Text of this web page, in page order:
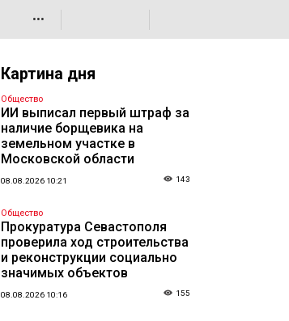
•••
Картина дня
Общество
ИИ выписал первый штраф за
наличие борщевика на
земельном участке в
Московской области
08.08.2026 10:21 143
Общество
Прокуратура Севастополя
проверила ход строительства
и реконструкции социально
значимых объектов
08.08.2026 10:16 155